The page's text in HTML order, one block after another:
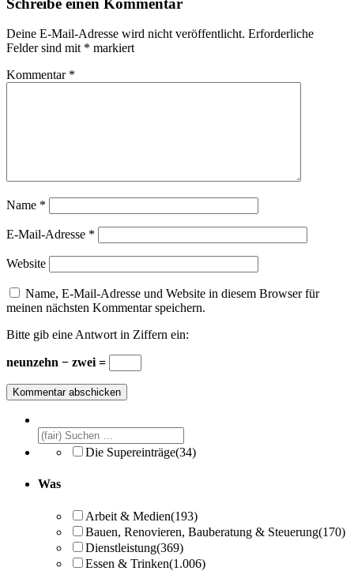
Deine E-Mail-Adresse wird nicht veröffentlicht. Erforderliche
Felder sind mit * markiert
Kommentar *
Name *
E-Mail-Adresse *
Website
Name, E-Mail-Adresse und Website in diesem Browser für
meinen nächsten Kommentar speichern.
Bitte gib eine Antwort in Ziffern ein:
neunzehn − zwei =
Die Supereinträge(34)
Was
Arbeit & Medien(193)
Bauen, Renovieren, Bauberatung & Steuerung(170)
Dienstleistung(369)
Essen & Trinken(1.006)